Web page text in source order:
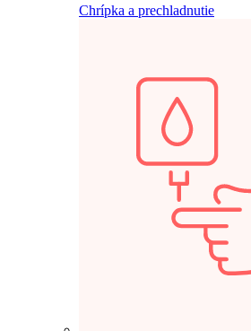
Chrípka a prechladnutie